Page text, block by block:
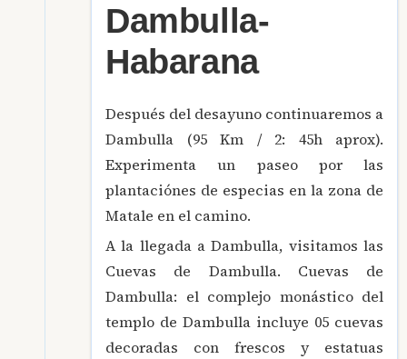
Dambulla-
Habarana
Después del desayuno continuaremos a
Dambulla (95 Km / 2: 45h aprox).
Experimenta un paseo por las
plantaciónes de especias en la zona de
Matale en el camino.
A la llegada a Dambulla, visitamos las
Cuevas de Dambulla. Cuevas de
Dambulla: el complejo monástico del
templo de Dambulla incluye 05 cuevas
decoradas con frescos y estatuas